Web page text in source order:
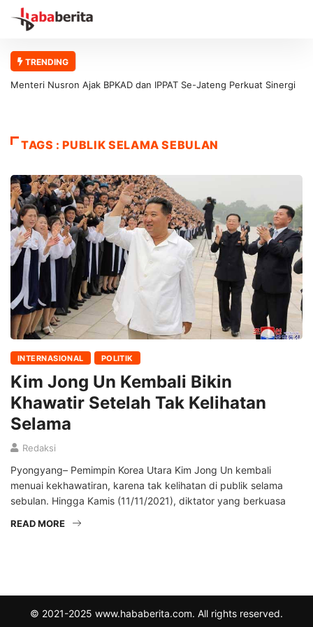
TRENDING
Menteri Nusron Ajak BPKAD dan IPPAT Se-Jateng Perkuat Sinergi
TAGS : PUBLIK SELAMA SEBULAN
INTERNASIONAL POLITIK
Kim Jong Un Kembali Bikin
Khawatir Setelah Tak Kelihatan
Selama
Redaksi
Pyongyang– Pemimpin Korea Utara Kim Jong Un kembali
menuai kekhawatiran, karena tak kelihatan di publik selama
sebulan. Hingga Kamis (11/11/2021), diktator yang berkuasa
READ MORE
© 2021-2025 www.hababerita.com. All rights reserved.